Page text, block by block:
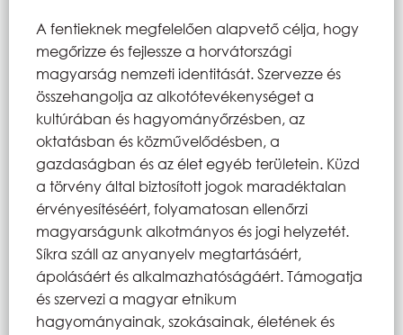
A fentieknek megfelelően alapvető célja, hogy
megőrizze és fejlessze a horvátországi
magyarság nemzeti identitását. Szervezze és
összehangolja az alkotótevékenységet a
kultúrában és hagyományőrzésben, az
oktatásban és közművelődésben, a
gazdaságban és az élet egyéb területein. Küzd
a törvény által biztosított jogok maradéktalan
érvényesítéséért, folyamatosan ellenőrzi
magyarságunk alkotmányos és jogi helyzetét.
Síkra száll az anyanyelv megtartásáért,
ápolásáért és alkalmazhatóságáért. Támogatja
és szervezi a magyar etnikum
hagyományainak, szokásainak, életének és